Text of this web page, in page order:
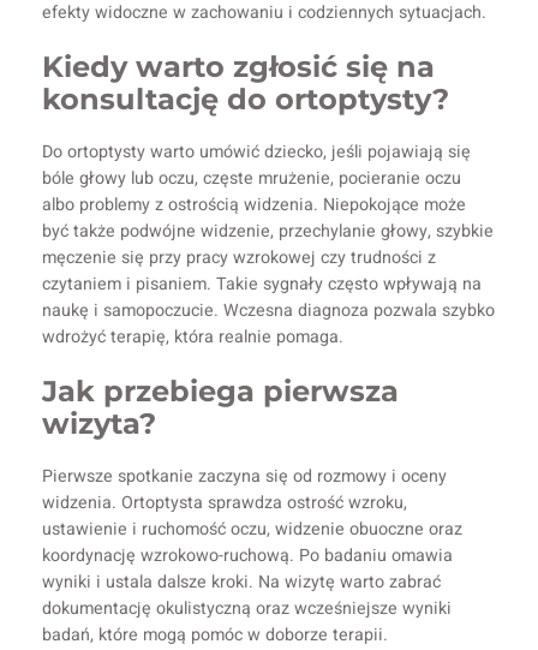
efekty widoczne w zachowaniu i codziennych sytuacjach.
Kiedy warto zgłosić się na
konsultację do ortoptysty?
Do ortoptysty warto umówić dziecko, jeśli pojawiają się
bóle głowy lub oczu, częste mrużenie, pocieranie oczu
albo problemy z ostrością widzenia. Niepokojące może
być także podwójne widzenie, przechylanie głowy, szybkie
męczenie się przy pracy wzrokowej czy trudności z
czytaniem i pisaniem. Takie sygnały często wpływają na
naukę i samopoczucie. Wczesna diagnoza pozwala szybko
wdrożyć terapię, która realnie pomaga.
Jak przebiega pierwsza
wizyta?
Pierwsze spotkanie zaczyna się od rozmowy i oceny
widzenia. Ortoptysta sprawdza ostrość wzroku,
ustawienie i ruchomość oczu, widzenie obuoczne oraz
koordynację wzrokowo-ruchową. Po badaniu omawia
wyniki i ustala dalsze kroki. Na wizytę warto zabrać
dokumentację okulistyczną oraz wcześniejsze wyniki
badań, które mogą pomóc w doborze terapii.